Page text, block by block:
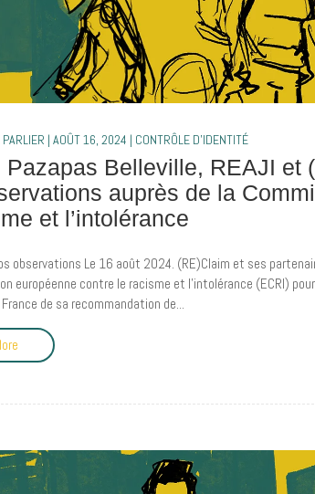
|AOÛT 16, 2024 | CONTRÔLE D'IDENTITÉ
Pazapas Belleville, REAJI et
auprès de la
et l’intolérance
observations Le 16 août 2024. (RE)Claim et ses
européenne contre le racisme et l’intolérance (ECRI)
de sa recommandation de...